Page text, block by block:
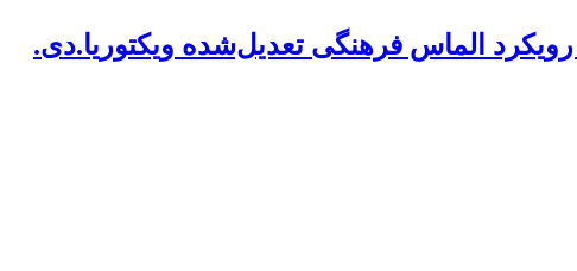
الماس فرهنگی تعدیل‌شده ویکتوریا.دی.